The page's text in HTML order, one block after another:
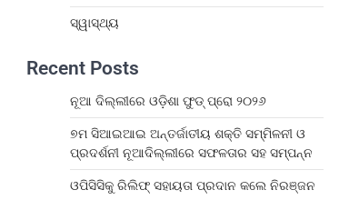
ସ୍ୱାସ୍ଥ୍ୟ
Recent Posts
ନୂଆ ଦିଲ୍ଲୀରେ ଓଡ଼ିଶା ଫୁଡ୍ ପ୍ରୋ ୨୦୨୬
୭ମ ସିଆଇଆଇ ଅନ୍ତର୍ଜାତୀୟ ଶକ୍ତି ସମ୍ମିଳନୀ ଓ
ପ୍ରଦର୍ଶନୀ ନୂଆଦିଲ୍ଲୀରେ ସଫଳତାର ସହ ସମ୍ପନ୍ନ
ଓପିସିସିକୁ ରିଲିଫ୍ ସହାୟତା ପ୍ରଦାନ କଲେ ନିରଞ୍ଜନ